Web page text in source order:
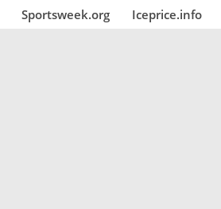
Sportsweek.org Iceprice.info